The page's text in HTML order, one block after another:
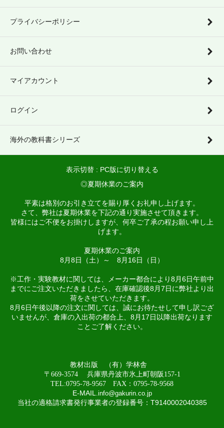
プライバシーポリシー
お問い合わせ
マイアカウント
ログイン
海外の教科書シリーズ
表示切替 : PC版に切り替える
◎夏期休業のご案内
平素は格別のお引き立てを賜り厚くお礼申し上げます。
さて、弊社は夏期休業を下記の通り実施させて頂きます。
皆様にはご不便をお掛けしますが、何卒ご了承の程お願い申し上
げます。
夏期休業のご案内
8月8日（土）～ 8月16日（日）
※工作・実験教材に関しては、メーカー都合により8月6日午前中
までにご注文いただきましたら、在庫確認後8月7日に弊社より出
荷をさせていただきます。
8月6日午後以降の注文に関しては、誠にお待たせして申し訳ござ
いませんが、倉庫の入出荷の都合上、8月17日以降出荷なります
ことご了解ください。
教材出版 （有）学林舎
〒669-3574 兵庫県丹波市氷上町朝阪157-1
TEL:0795-78-9567 FAX：0795-78-9568
E-MAIL .info@gakurin.co.jp
当社の適格請求書発行事業者の登録番号：T9140002040385